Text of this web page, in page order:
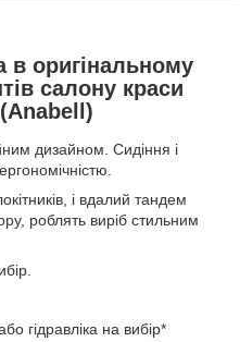
в оригінальному
салону краси
дизайном. Сидіння і
і вдалий тандем
роблять виріб стильним
гідравліка на вибір*